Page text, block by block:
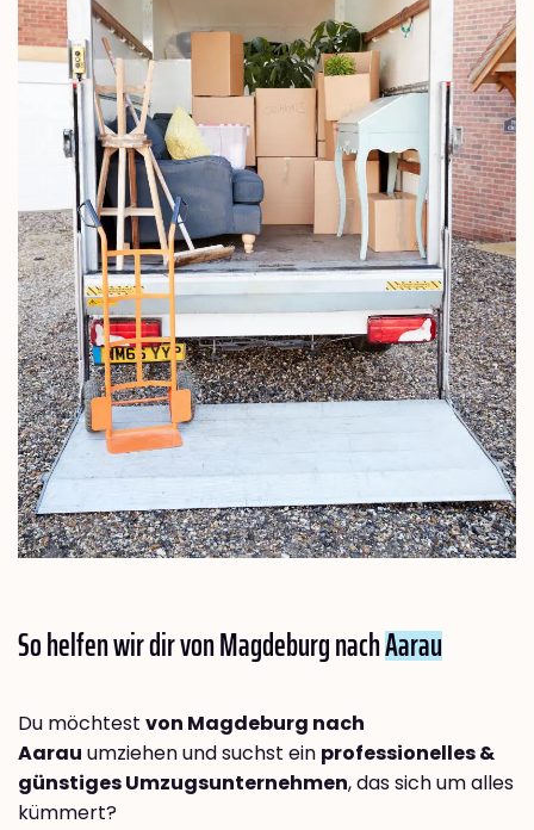
So helfen wir dir von Magdeburg nachAarau
Du möchtest von Magdeburg nach
Aarau umziehen und suchst ein professionelles &
günstiges Umzugsunternehmen, das sich um alles
kümmert?